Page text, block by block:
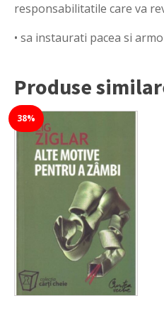
responsabilitatile care va
• sa instaurati pacea si
Produse
38%